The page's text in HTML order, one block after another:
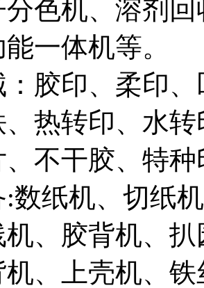
色机、溶剂
一体机等。
：胶印、柔印
、热转印、水
不干胶、特
:数纸机、切纸
、胶背机、
、上壳机、